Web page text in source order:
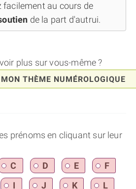
facilement au cours de
de la part d'autrui.
plus sur vous-même ?
THÈME NUMÉROLOGIQUE
prénoms en cliquant sur leur
C D E
F
I J K
L